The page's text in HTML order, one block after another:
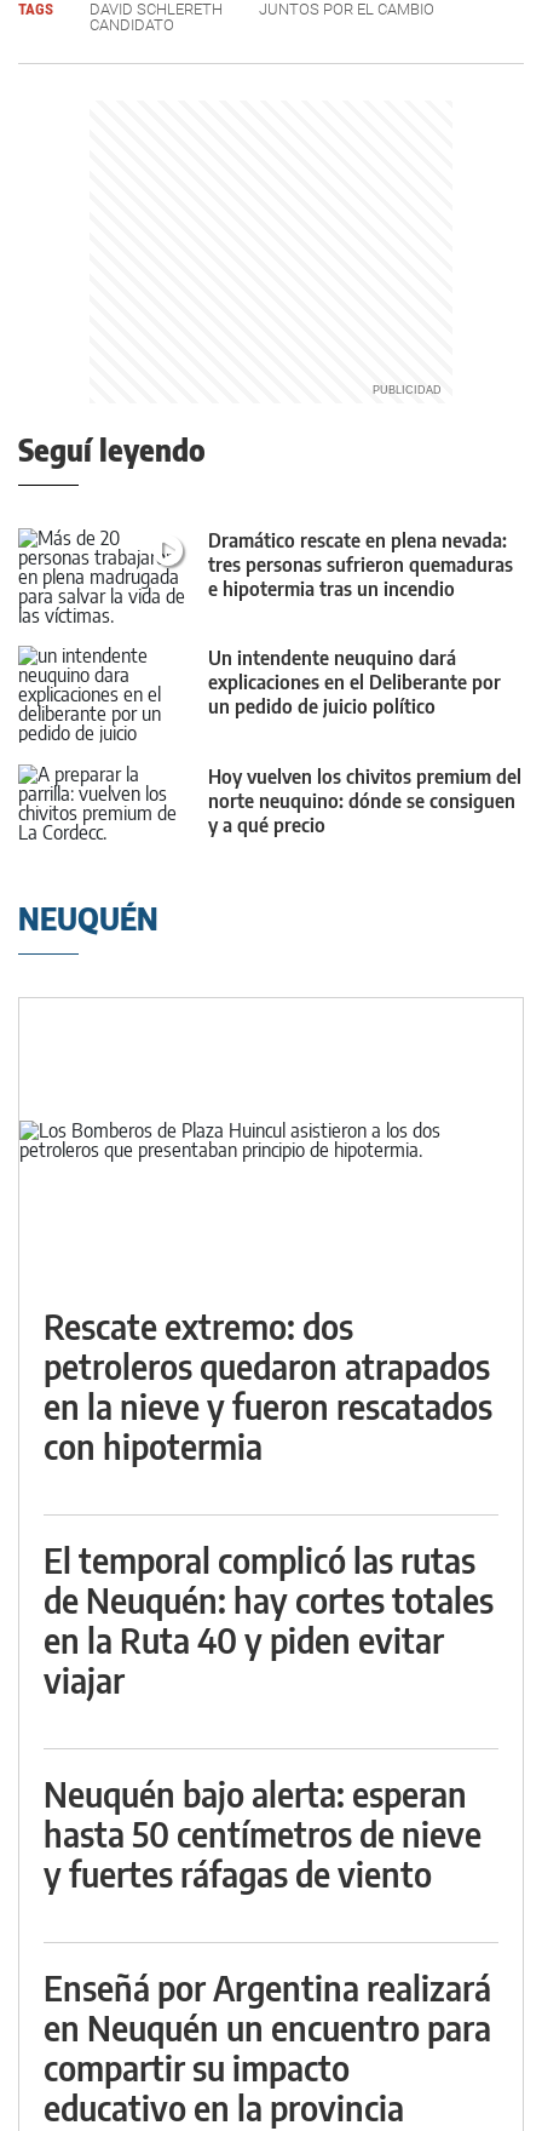
TAGS DAVID SCHLERETH
JUNTOS POR EL CAMBIO
CANDIDATO
Seguí leyendo
Dramático rescate en plena nevada:
tres personas sufrieron quemaduras
e hipotermia tras un incendio
Un intendente neuquino dará
explicaciones en el Deliberante por
un pedido de juicio político
Hoy vuelven los chivitos premium del
norte neuquino: dónde se consiguen
y a qué precio
NEUQUÉN
Rescate extremo: dos
petroleros quedaron atrapados
en la nieve y fueron rescatados
con hipotermia
El temporal complicó las rutas
de Neuquén: hay cortes totales
en la Ruta 40 y piden evitar
viajar
Neuquén bajo alerta: esperan
hasta 50 centímetros de nieve
y fuertes ráfagas de viento
Enseñá por Argentina realizará
en Neuquén un encuentro para
compartir su impacto
educativo en la provincia